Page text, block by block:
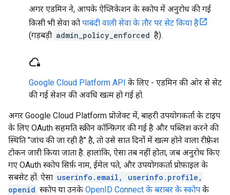
अगर एडमिन ने, आपके ऐप्लिकेशन के स्कोप में अनुरोध की गई
किसी भी सेवा को पाबंदी वाली सेवा के तौर पर सेट किया है
(गड़बड़ी admin_policy_enforced है).
cloud_lock
Google Cloud Platform API के लिए - एडमिन की ओर से सेट
की गई सेशन की अवधि खत्म हो गई हो.
अगर Google Cloud Platform प्रोजेक्ट में, बाहरी उपयोगकर्ता के टाइप
के लिए OAuth सहमति स्क्रीन कॉन्फ़िगर की गई है और पब्लिश करने की
स्थिति "जांच की जा रही है" है, तो उसे सात दिनों में खत्म होने वाला रीफ़्रेश
टोकन जारी किया जाता है. हालांकि, ऐसा तब नहीं होता, जब अनुरोध किए
गए OAuth स्कोप सिर्फ़ नाम, ईमेल पते, और उपयोगकर्ता प्रोफ़ाइल के
सबसेट हों. ऐसा userinfo.email, userinfo.profile,
openid स्कोप या उनके OpenID Connect के बराबर के स्कोप के